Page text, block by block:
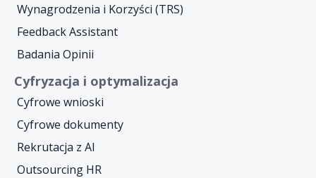
Wynagrodzenia i Korzyści (TRS)
Feedback Assistant
Badania Opinii
Cyfryzacja i optymalizacja
Cyfrowe wnioski
Cyfrowe dokumenty
Rekrutacja z AI
Outsourcing HR